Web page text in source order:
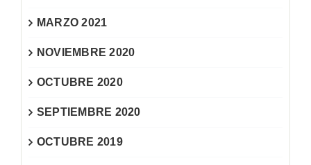
MARZO 2021
NOVIEMBRE 2020
OCTUBRE 2020
SEPTIEMBRE 2020
OCTUBRE 2019